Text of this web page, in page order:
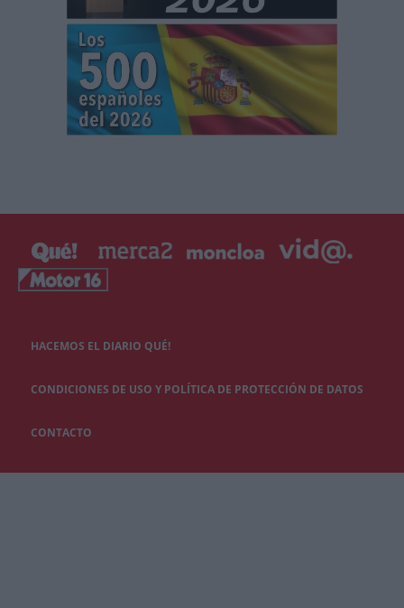
HACEMOS EL DIARIO QUÉ!
CONDICIONES DE USO Y POLÍTICA DE PROTECCIÓN DE DATOS
CONTACTO